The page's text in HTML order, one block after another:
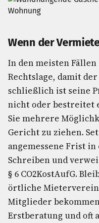
Wenn der
In den meisten
Rechtslage, damit
schließlich ist seine
nicht oder bestreitet
Sie mehrere
Gericht zu ziehen.
angemessene Frist
Schreiben und
§ 6 CO2KostAufG.
örtliche
Mitglieder
Erstberatung und oft